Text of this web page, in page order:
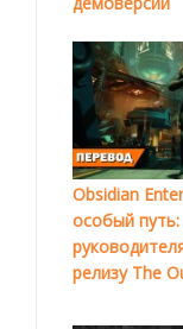
Obsidian
особый
релизу The